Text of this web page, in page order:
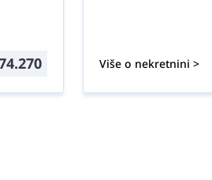
Više o nekretnini >